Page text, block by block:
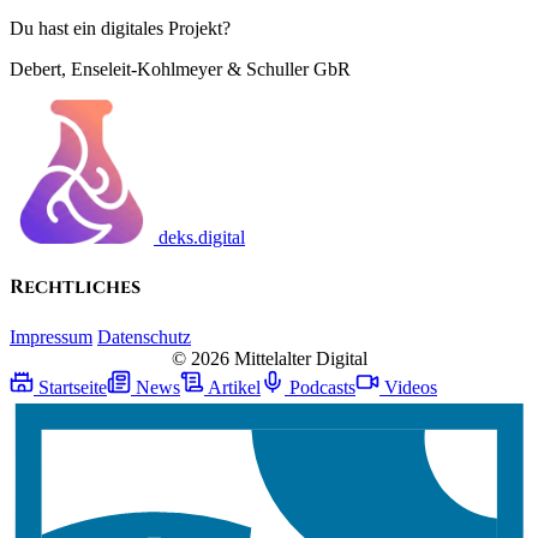
Du hast ein digitales Projekt?
Debert, Enseleit-Kohlmeyer & Schuller GbR
deks.digital
Rechtliches
Impressum Datenschutz
© 2026 Mittelalter Digital
Startseite
News Artikel Podcasts Videos